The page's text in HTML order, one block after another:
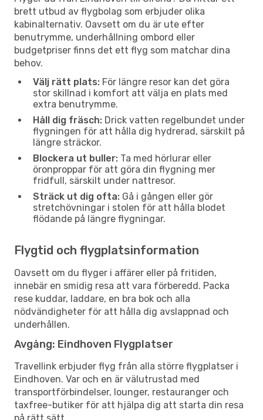
brett utbud av flygbolag som erbjuder olika
kabinalternativ. Oavsett om du är ute efter
benutrymme, underhållning ombord eller
budgetpriser finns det ett flyg som matchar dina
behov.
Välj rätt plats: För längre resor kan det göra
stor skillnad i komfort att välja en plats med
extra benutrymme.
Håll dig fräsch: Drick vatten regelbundet under
flygningen för att hålla dig hydrerad, särskilt på
längre sträckor.
Blockera ut buller: Ta med hörlurar eller
öronproppar för att göra din flygning mer
fridfull, särskilt under nattresor.
Sträck ut dig ofta: Gå i gången eller gör
stretchövningar i stolen för att hålla blodet
flödande på längre flygningar.
Flygtid och flygplatsinformation
Oavsett om du flyger i affärer eller på fritiden,
innebär en smidig resa att vara förberedd. Packa
rese kuddar, laddare, en bra bok och alla
nödvändigheter för att hålla dig avslappnad och
underhållen.
Avgång: Eindhoven Flygplatser
Travellink erbjuder flyg från alla större flygplatser i
Eindhoven. Var och en är välutrustad med
transportförbindelser, lounger, restauranger och
taxfree-butiker för att hjälpa dig att starta din resa